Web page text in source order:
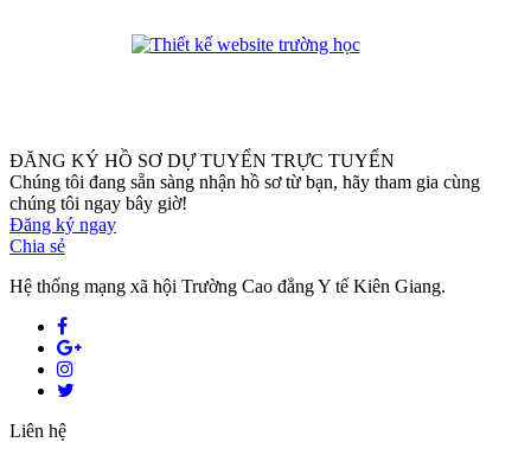
ĐĂNG KÝ HỒ SƠ DỰ TUYỂN TRỰC TUYẾN
Chúng tôi đang sẵn sàng nhận hồ sơ từ bạn, hãy tham gia cùng
chúng tôi ngay bây giờ!
Đăng ký ngay
Chia sẻ
Hệ thống mạng xã hội Trường Cao đẳng Y tế Kiên Giang.
Liên hệ